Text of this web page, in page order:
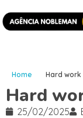
Home Hard
Hard
25/02/2025